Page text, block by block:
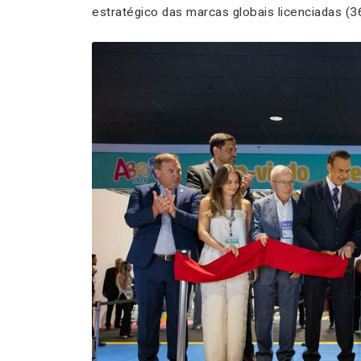
estratégico das marcas globais licenciadas